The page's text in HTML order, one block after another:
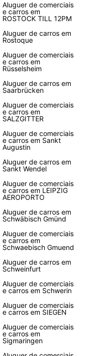
Aluguer de comerciais
e carros em
ROSTOCK TILL 12PM
Aluguer de carros em
Rostoque
Aluguer de comerciais
e carros em
Rüsselsheim
Aluguer de carros em
Saarbrücken
Aluguer de comerciais
e carros em
SALZGITTER
Aluguer de comerciais
e carros em Sankt
Augustin
Aluguer de carros em
Sankt Wendel
Aluguer de comerciais
e carros em LEIPZIG
AEROPORTO
Aluguer de carros em
Schwäbisch Gmünd
Aluguer de comerciais
e carros em
Schwaebisch Gmuend
Aluguer de carros em
Schweinfurt
Aluguer de comerciais
e carros em Schwerin
Aluguer de comerciais
e carros em SIEGEN
Aluguer de comerciais
e carros em
Sigmaringen